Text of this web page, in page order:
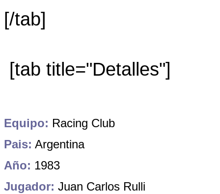
[/tab]
[tab title="Detalles"]
Equipo: Racing Club
Pais: Argentina
Año: 1983
Jugador: Juan Carlos Rulli